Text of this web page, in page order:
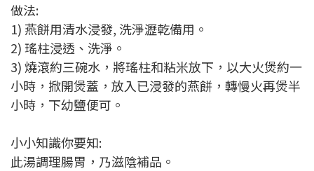
做法:
1) 燕餅用清水浸發, 洗淨瀝乾備用。
2) 瑤柱浸透、洗淨。
3) 燒滾約三碗水，將瑤柱和粘米放下，以大火煲約一
小時，掀開煲蓋，放入已浸發的燕餅，轉慢火再煲半
小時，下幼鹽便可。
小小知識你要知:
此湯調理腸胃，乃滋陰補品。